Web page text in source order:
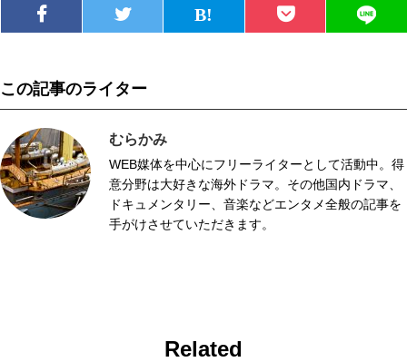
この記事のライター
むらかみ
WEB媒体を中心にフリーライターとして活動中。得
意分野は大好きな海外ドラマ。その他国内ドラマ、
ドキュメンタリー、音楽などエンタメ全般の記事を
手がけさせていただきます。
Related